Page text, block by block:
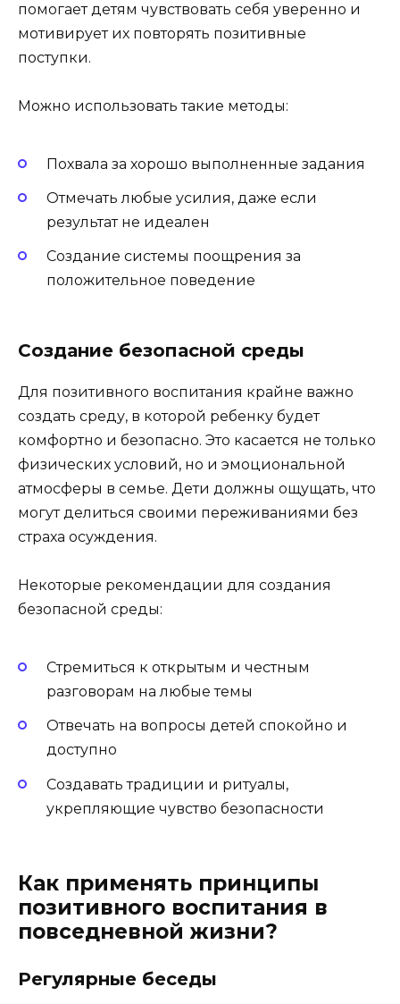
помогает детям чувствовать себя уверенно и
мотивирует их повторять позитивные
поступки.
Можно использовать такие методы:
Похвала за хорошо выполненные задания
Отмечать любые усилия, даже если
результат не идеален
Создание системы поощрения за
положительное поведение
Создание безопасной среды
Для позитивного воспитания крайне важно
создать среду, в которой ребенку будет
комфортно и безопасно. Это касается не только
физических условий, но и эмоциональной
атмосферы в семье. Дети должны ощущать, что
могут делиться своими переживаниями без
страха осуждения.
Некоторые рекомендации для создания
безопасной среды:
Стремиться к открытым и честным
разговорам на любые темы
Отвечать на вопросы детей спокойно и
доступно
Создавать традиции и ритуалы,
укрепляющие чувство безопасности
Как применять принципы
позитивного воспитания в
повседневной жизни?
Регулярные беседы